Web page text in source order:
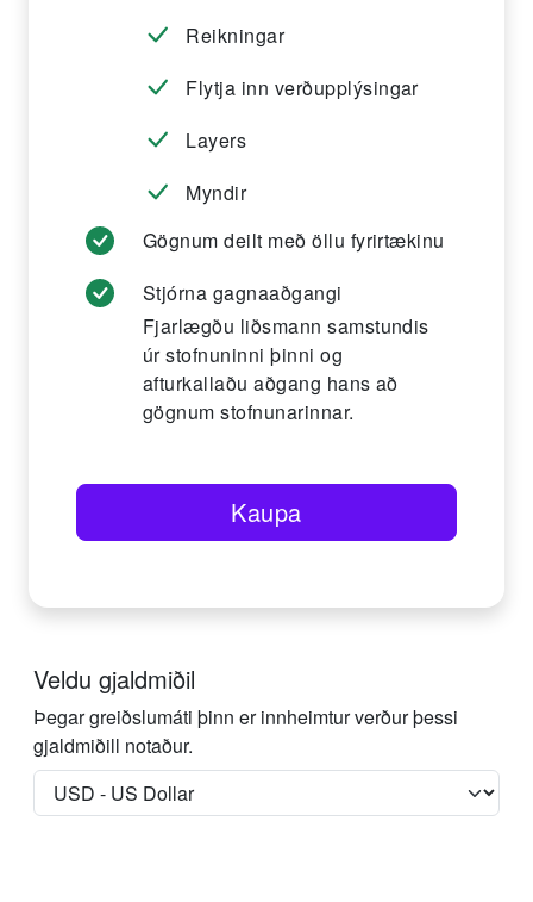
Reikningar
Flytja inn verðupplýsingar
Layers
Myndir
Gögnum deilt með öllu fyrirtækinu
Stjórna gagnaaðgangi
Fjarlægðu liðsmann samstundis
úr stofnuninni þinni og
afturkallaðu aðgang hans að
gögnum stofnunarinnar.
Kaupa
Veldu gjaldmiðil
Þegar greiðslumáti þinn er innheimtur verður þessi
gjaldmiðill notaður.